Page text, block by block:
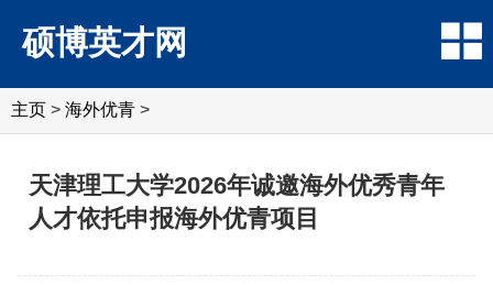
硕博英才网
主页 > 海外优青 >
天津理工大学2026年诚邀海外优秀青年
人才依托申报海外优青项目